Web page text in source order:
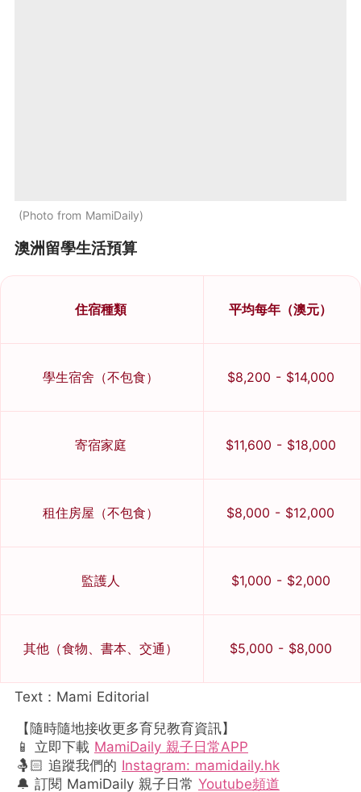
Photo from MamiDaily
澳洲留學生活預算
住宿種類 平均每年（澳元）
學生宿舍（不包食） $8,200 - $14,000
寄宿家庭 $11,600 - $18,000
租住房屋（不包食） $8,000 - $12,000
監護人 $1,000 - $2,000
其他（食物、書本、交通） $5,000 - $8,000
Text：Mami Editorial
【隨時隨地接收更多育兒教育資訊】
📱 立即下載 MamiDaily 親子日常APP
🤱🏻 追蹤我們的 Instagram: mamidaily.hk
🔔 訂閱 MamiDaily 親子日常 Youtube頻道